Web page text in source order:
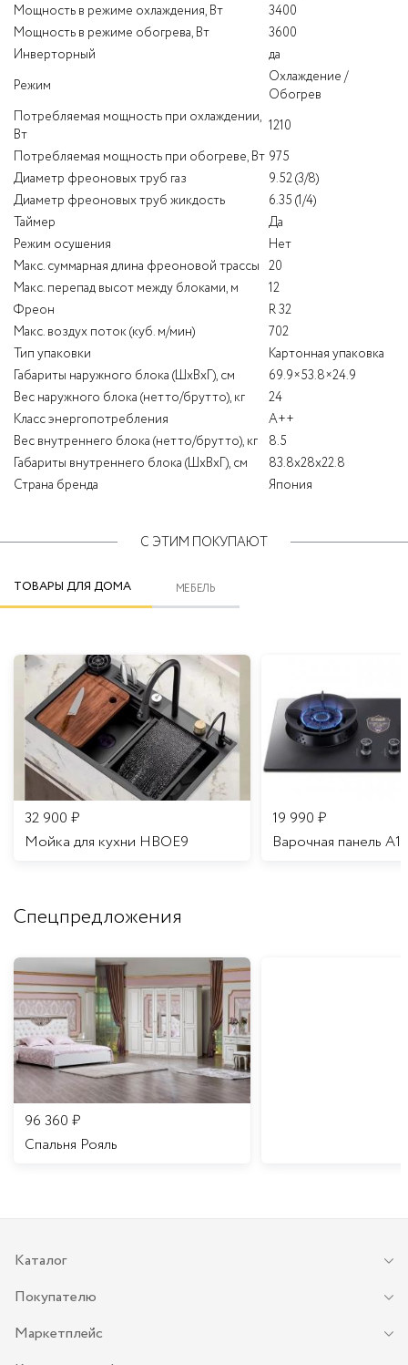
Мощность в режиме охлаждения, Вт
3400
Мощность в режиме обогрева, Вт
3600
Инверторный
да
Режим
Охлаждение /
Обогрев
Потребляемая мощность при охлаждении,
Вт
1210
Потребляемая мощность при обогреве, Вт 975
Диаметр фреоновых труб газ
9.52 (3/8)
Диаметр фреоновых труб жикдость
6.35 (1/4)
Таймер
Да
Режим осушения
Нет
Макс. суммарная длина фреоновой трассы 20
Макс. перепад высот между блоками, м
12
Фреон
R 32
Макс. воздух поток (куб. м/мин)
702
Тип упаковки
Картонная упаковка
Габариты наружного блока (ШхВхГ), см
69.9×53.8×24.9
Вес наружного блока (нетто/брутто), кг
24
Класс энергопотребления
A++
Вес внутреннего блока (нетто/брутто), кг
8.5
Габариты внутреннего блока (ШхВхГ), см
83.8х28х22.8
Страна бренда
Япония
С ЭТИМ ПОКУПАЮТ
ТОВАРЫ ДЛЯ ДОМА МЕБЕЛЬ
32 900 ₽
Мойка для кухни HBOE9
19 990 ₽
Варочная панель A16
Спецпредложения
96 360 ₽
Спальня Рояль
Каталог
Покупателю
Маркетплейс